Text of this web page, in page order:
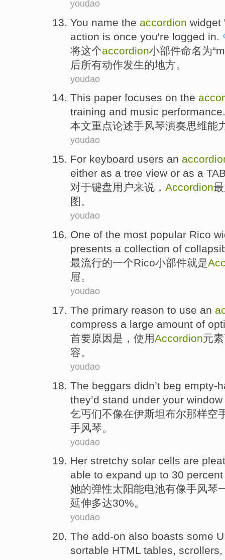
youdao
You name the accordion widget
action is once you're logged in.
将这个accordion小部件命名为“
后所有动作发生的地方。
youdao
This paper focuses on the
training and music performance.
本文重点论述手风琴演奏思维能
youdao
For keyboard users an
either as a tree view or as a
对于键盘用户来说， Accordion
图。
youdao
One of the most popular Rico
presents a collection of
最流行的一个Rico小部件就是
屉。
youdao
The primary reason to use an
compress a large amount of
首要原因是 ， 使用Accordion元素
容。
youdao
The beggars didn’t beg empty-
they’d stand under your window
乞丐们不像在伊斯坦布尔那样空
手风琴 。
youdao
Her stretchy solar cells are
able to expand up to 30
她的弹性太阳能电池有像手风琴
延伸多达30%。
youdao
The add-on also boasts some
sortable HTML tables, scrollers,